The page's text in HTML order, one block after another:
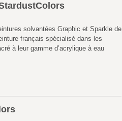
solvantées Graphic et Sparkle de
français spécialisé dans les
à leur gamme d’acrylique à eau